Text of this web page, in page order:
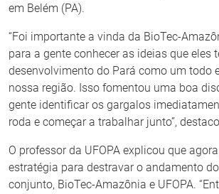
em Belém (PA).
“Foi importante a vinda da BioTec-
para a gente conhecer as ideias que eles
desenvolvimento do Pará como um todo
nossa região. Isso fomentou uma boa
gente identificar os gargalos
roda e começar a trabalhar junto”,
O professor da UFOPA explicou que
estratégia para destravar o andamento
conjunto, BioTec-Amazônia e UFOPA.